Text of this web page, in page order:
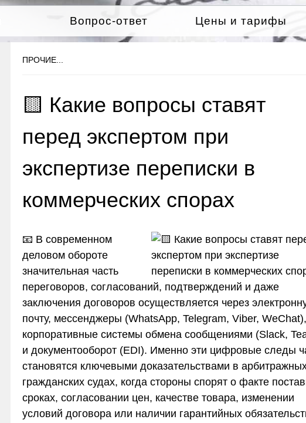
Вопрос-ответ Цены и тарифы
ПРОЧИЕ...
🟨 Какие вопросы ставят
перед экспертом при
экспертизе переписки в
коммерческих спорах
📧 В современном
деловом обороте
значительная часть
переговоров, согласований, подтверждений и даже
заключения договоров осуществляется через
почту, мессенджеры (WhatsApp, Telegram, Viber, WeChat),
корпоративные системы обмена сообщениями (Slack,
и документооборот (EDI). Именно эти цифровые следы
становятся ключевыми доказательствами в
гражданских судах, когда стороны спорят о факте
сроках, согласовании цен, качестве товара, изменении
условий договора или наличии гарантийных